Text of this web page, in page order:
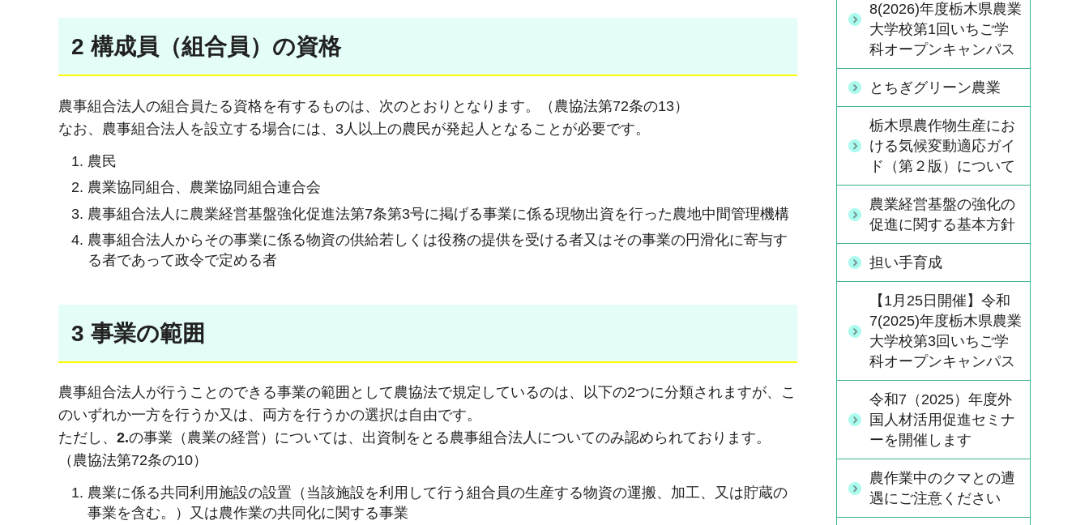
2 構成員（組合員）の資格
農事組合法人の組合員たる資格を有するものは、次のとおりとなります。（農協法第72条の13）
なお、農事組合法人を設立する場合には、3人以上の農民が発起人となることが必要です。
農民
農業協同組合、農業協同組合連合会
農事組合法人に農業経営基盤強化促進法第7条第3号に掲げる事業に係る現物出資を行った農地中間管理機構
農事組合法人からその事業に係る物資の供給若しくは役務の提供を受ける者又はその事業の円滑化に寄与す
る者であって政令で定める者
3 事業の範囲
農事組合法人が行うことのできる事業の範囲として農協法で規定しているのは、以下の2つに分類されますが、こ
のいずれか一方を行うか又は、両方を行うかの選択は自由です。
ただし、 2.の事業（農業の経営）については、出資制をとる農事組合法人についてのみ認められております。
（農協法第72条の10）
農業に係る共同利用施設の設置（当該施設を利用して行う組合員の生産する物資の運搬、加工、又は貯蔵の
事業を含む。）又は農作業の共同化に関する事業
8(2026)年度栃木県農業
大学校第1回いちご学
科オープンキャンパス
とちぎグリーン農業
栃木県農作物生産にお
ける気候変動適応ガイ
ド（第２版）について
農業経営基盤の強化の
促進に関する基本方針
担い手育成
【1月25日開催】令和
7(2025)年度栃木県農業
大学校第3回いちご学
科オープンキャンパス
令和7（2025）年度外
国人材活用促進セミナ
ーを開催します
農作業中のクマとの遭
遇にご注意ください